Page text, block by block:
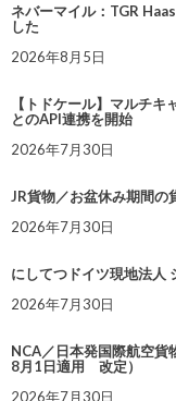
ネバーマイル：TGR
した
2026年8月5日
【トドケール】マルチ
とのAPI連携を開始
2026年7月30日
JR貨物／お盆休み期間の
2026年7月30日
にしてつドイツ現地法人
2026年7月30日
NCA／日本発国際航空
8月1日適用 改定）
2026年7月30日